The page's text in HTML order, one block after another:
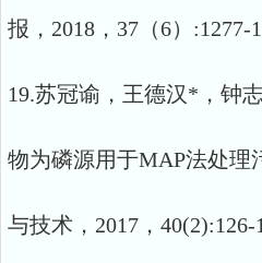
报，2018，37（6）:1277-
19.苏冠谕，王德汉*，钟
物为磷源用于MAP法处理
与技术，2017，40(2):126-